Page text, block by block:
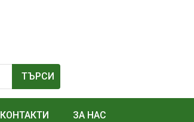
КОНТАКТИ ЗА НАС